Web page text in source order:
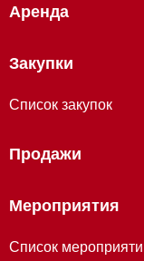
Аренда
Закупки
Список закупок
Продажи
Мероприятия
Список